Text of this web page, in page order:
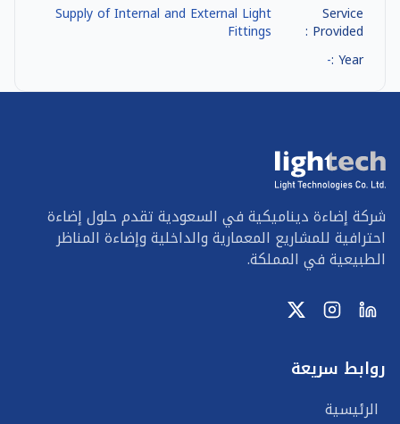
Service
Provided :
Supply of Internal and External Light
Fittings
Year :
-
شركة إضاءة ديناميكية في السعودية تقدم حلول إضاءة
احترافية للمشاريع المعمارية والداخلية وإضاءة المناظر
الطبيعية في المملكة.
روابط سريعة
الرئيسية